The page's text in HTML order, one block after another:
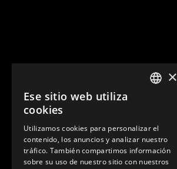
×
Ese sitio web utiliza
cookies
Utilizamos cookies para personalizar el
contenido, los anuncios y analizar nuestro
tráfico. También compartimos información
sobre su uso de nuestro sitio con nuestros